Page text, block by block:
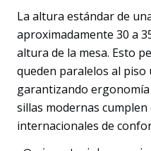
La altura estándar de
aproximadamente 30 a
altura de la mesa. Esto
queden paralelos al piso
garantizando
sillas modernas
internacionales de